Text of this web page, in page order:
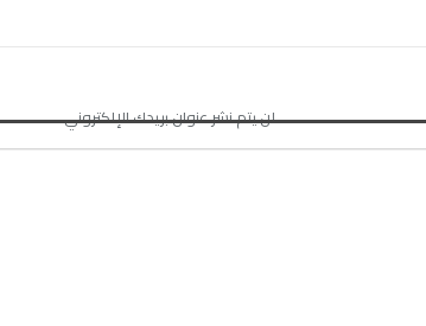
لن يتم نشر عنوان بريدك الإلكتروني.